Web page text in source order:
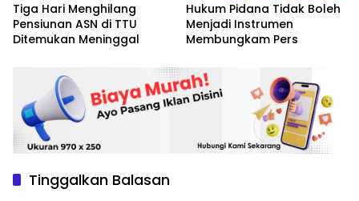
Tiga Hari Menghilang
Pensiunan ASN di TTU
Ditemukan Meninggal
Hukum Pidana Tidak Boleh
Menjadi Instrumen
Membungkam Pers
Tinggalkan Balasan